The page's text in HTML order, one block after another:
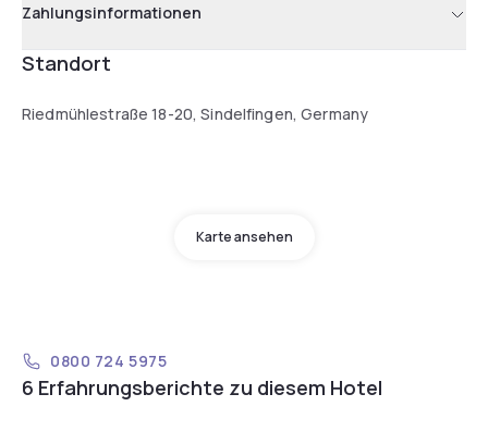
Zahlungsinformationen
Standort
Riedmühlestraße 18-20, Sindelfingen, Germany
Karte ansehen
0800 724 5975
6 Erfahrungsberichte zu diesem Hotel